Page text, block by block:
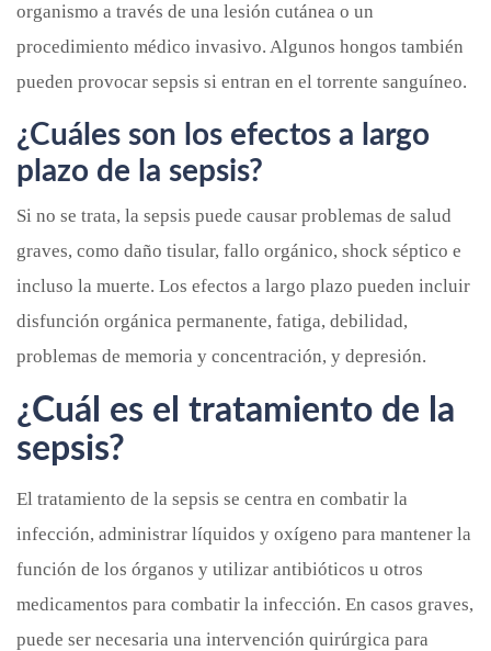
organismo a través de una lesión cutánea o un
procedimiento médico invasivo. Algunos hongos también
pueden provocar sepsis si entran en el torrente sanguíneo.
¿Cuáles son los efectos a largo
plazo de la sepsis?
Si no se trata, la sepsis puede causar problemas de salud
graves, como daño tisular, fallo orgánico, shock séptico e
incluso la muerte. Los efectos a largo plazo pueden incluir
disfunción orgánica permanente, fatiga, debilidad,
problemas de memoria y concentración, y depresión.
¿Cuál es el tratamiento de la
sepsis?
El tratamiento de la sepsis se centra en combatir la
infección, administrar líquidos y oxígeno para mantener la
función de los órganos y utilizar antibióticos u otros
medicamentos para combatir la infección. En casos graves,
puede ser necesaria una intervención quirúrgica para